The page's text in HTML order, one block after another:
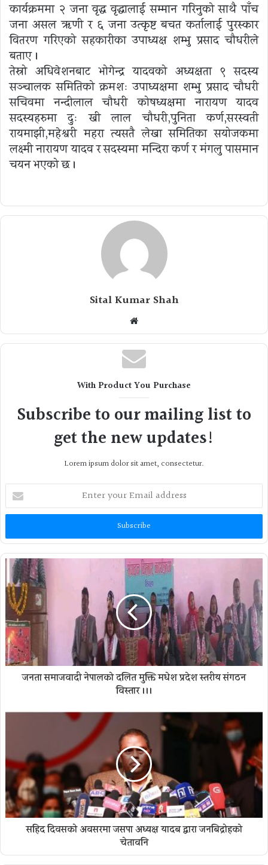
कार्यक्रममा २ जना वृद्ध वृद्धालाई सम्मान गरिनुको साथै पाँच
जना असल ऋणी र ६ जना उत्कृष्ट बचत कर्तालाई पुरस्कार
वितरण गरिएको सहकारीका उपाध्यक्ष शम्भु प्रसाद चौधरीले
बताए ।
तेस्रो अधिवेशनबाट भोगेन्द्र यादवको अध्यक्षता ९ सदस्य
सञ्चालक समितिको क्रमशः उपाध्यक्षमा शम्भु प्रसाद चौधरी
सचिवमा नन्दीलाल चौधरी कोषध्यक्षमा नारायण यादव
सदस्यहरुमा दुः खी लाल चौधरी,पुनिता कर्ण,सरस्वती
रायमाझी,महेश्वरी महरा त्यसतै लेखा समितिका सयोजकमा
लक्ष्मी नारायण यादव र सदस्यमा मन्दिरा कर्ण र मंगलु पासमान
चयन भएको छ ।
Sital Kumar Shah
Website
With Product You Purchase
Subscribe to our mailing list to
get the new updates!
Lorem ipsum dolor sit amet, consectetur.
Enter
your
Email
जनता समाजवादी नेपालको दलित मुक्ति मधेश प्रदेश स्तरीय संगठन
विस्तार ।।।
सहिद दिवसकाे अवसरमा जसपा अध्यक्ष यादब द्वारा जनबिद्रोहको
चेतावनि